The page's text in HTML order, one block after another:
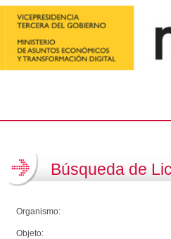
Búsqueda de
Organismo:
Objeto: